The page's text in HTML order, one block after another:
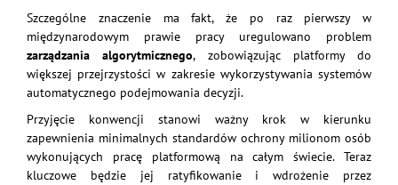
Szczególne znaczenie ma fakt, że po raz pierwszy w
międzynarodowym prawie pracy uregulowano problem
zarządzania algorytmicznego, zobowiązując platformy do
większej przejrzystości w zakresie wykorzystywania systemów
automatycznego podejmowania decyzji.
Przyjęcie konwencji stanowi ważny krok w kierunku
zapewnienia minimalnych standardów ochrony milionom osób
wykonujących pracę platformową na całym świecie. Teraz
kluczowe będzie jej ratyfikowanie i wdrożenie przez